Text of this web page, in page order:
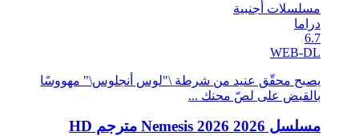
مسلسلات أجنبية
دراما
6.7
WEB-DL
يصبح محقّق عنيد من شرطة \"لوس أنجلوس\" مهووسًا
بالقبض على لصّ محنك ...
مسلسل Nemesis 2026 2026 مترجم HD